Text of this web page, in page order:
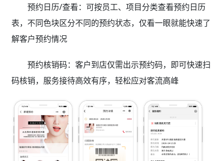
预约日历/查看：可按员工、项目分类查看预约日历
表，不同色块区分不同的预约状态，仅看一眼就能快速了
解客户预约情况
预约核销码：客户到店仅需出示预约码，即可快速扫
码核销，服务接待高效有序，轻松应对客流高峰